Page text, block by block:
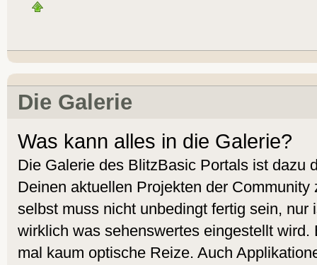
Die Galerie
Was kann alles in die Galerie?
Die Galerie des BlitzBasic Portals ist dazu
Deinen aktuellen Projekten der
selbst muss nicht unbedingt fertig sein, nur
wirklich was sehenswertes eingestellt wird.
mal kaum optische Reize. Auch